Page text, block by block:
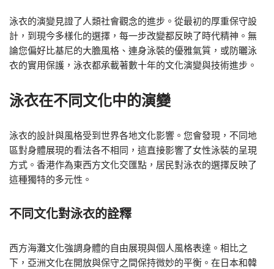
泳衣的演變見證了人類社會觀念的進步。從最初的厚重保守設
計，到現今多樣化的選擇，每一步改變都反映了時代精神。無
論您偏好比基尼的大膽風格、連身泳裝的優雅氣質，或防曬泳
衣的實用保護，泳衣都承載著數十年的文化演變與技術進步。
泳衣在不同文化中的演變
泳衣的設計與風格受到世界各地文化影響。您會發現，不同地
區對身體展現的看法各不相同，這直接影響了女性泳裝的呈現
方式。香港作為東西方文化交匯點，居民對泳衣的選擇反映了
這種獨特的多元性。
不同文化對泳衣的詮釋
西方海灘文化強調身體的自由展現與個人風格表達。相比之
下，亞洲文化在開放與保守之間保持微妙的平衡。在日本和韓